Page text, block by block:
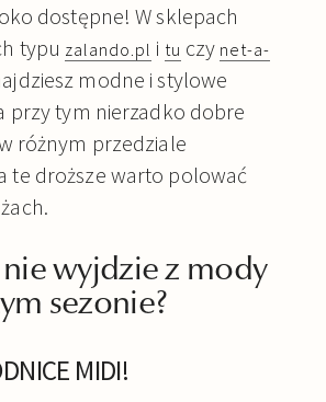
dostępne! W sklepach
typu zalando.pl i tu czy net-a-
modne i stylowe
przy tym nierzadko dobre
różnym przedziale
te droższe warto polować
nie wyjdzie z mody
sezonie?
MIDI!